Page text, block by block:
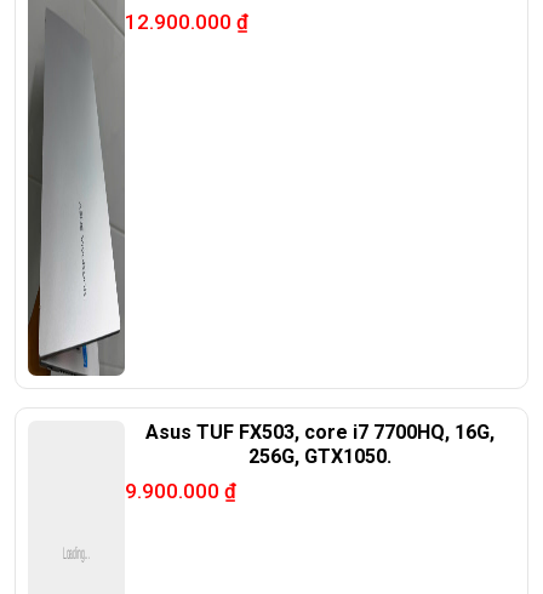
12.900.000 ₫
Asus TUF FX503, core i7 7700HQ, 16G,
256G, GTX1050.
9.900.000 ₫